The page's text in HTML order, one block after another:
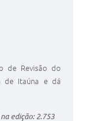
de Revisão do
de Itaúna e dá
edição: 2.753